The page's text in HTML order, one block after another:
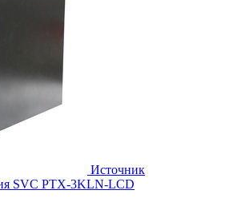
Источник
SVC PTX-3KLN-LCD